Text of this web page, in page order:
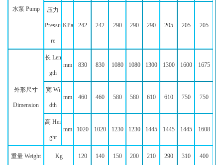
水泵 Pump 压力
Pressu
re
KPa 242 242 290 290 290 205 205 205
外形尺寸
Dimension
长 Len
gth
mm 830 830 1080 1080 1300 1300 1600 1675
宽 Wi
dth
mm 460 460 580 580 610 610 750 750
高 Hei
ght
mm 1020 1020 1230 1230 1445 1445 1445 1608
重量 Weight Kg 120 140 150 200 210 290 310 400